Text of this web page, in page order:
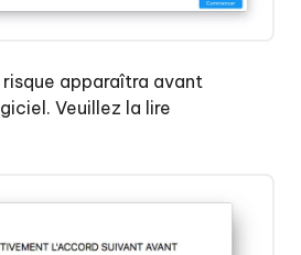
apparaîtra avant
Veuillez la lire